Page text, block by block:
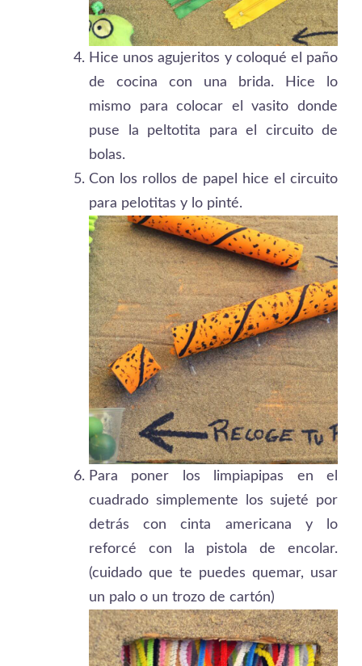
Hice unos agujeritos y coloqué el paño
de cocina con una brida. Hice lo
mismo para colocar el vasito donde
puse la peltotita para el circuito de
bolas.
Con los rollos de papel hice el circuito
para pelotitas y lo pinté.
Para poner los limpiapipas en el
cuadrado simplemente los sujeté por
detrás con cinta americana y lo
reforcé con la pistola de encolar.
(cuidado que te puedes quemar, usar
un palo o un trozo de cartón)